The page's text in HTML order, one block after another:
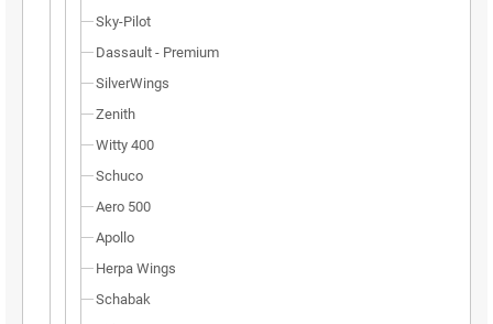
Sky-Pilot
Dassault - Premium
SilverWings
Zenith
Witty 400
Schuco
Aero 500
Apollo
Herpa Wings
Schabak